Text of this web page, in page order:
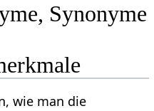
Synonyme
wie man die